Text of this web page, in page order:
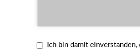
Ich bin damit einverstanden,